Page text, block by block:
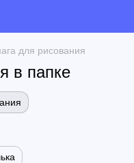
для рисования
в папке